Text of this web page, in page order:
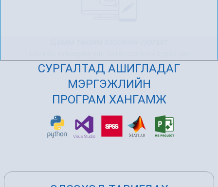
СУРГАЛТАД АШИГЛАДАГ
МЭРГЭЖЛИЙН
ПРОГРАМ ХАНГАМЖ